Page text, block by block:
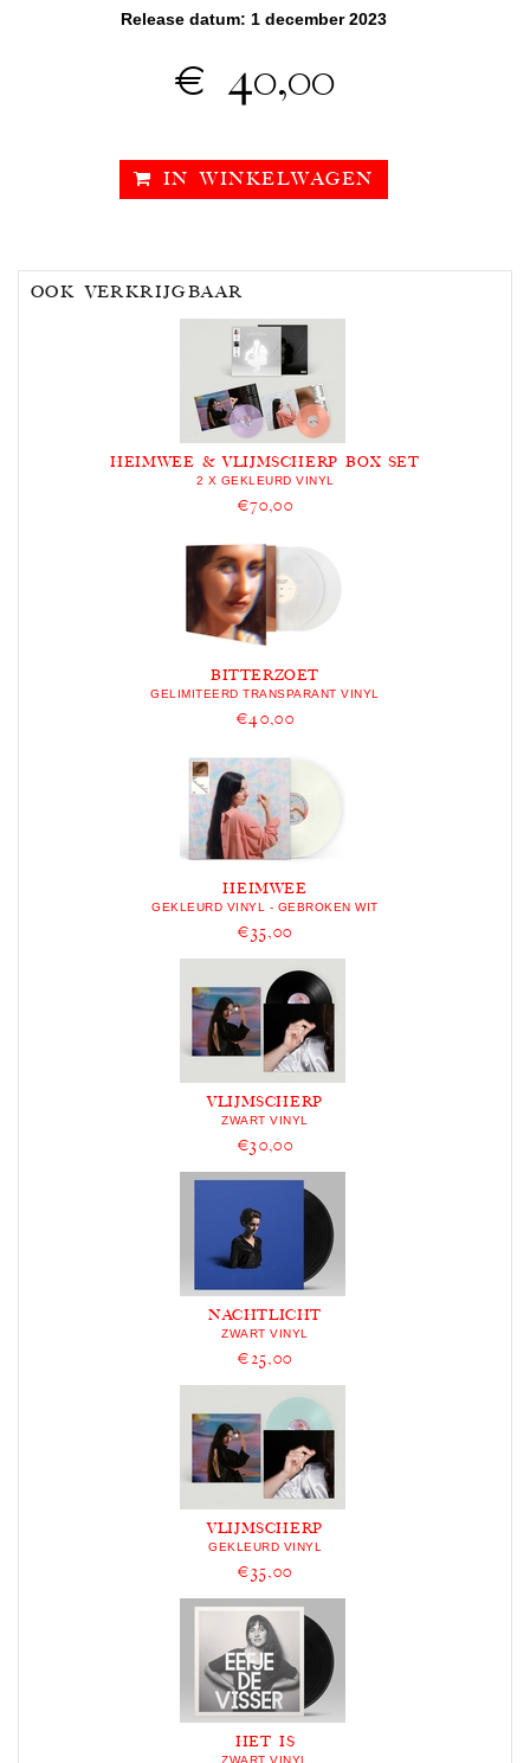
Release datum: 1 december 2023
€ 40,00
IN WINKELWAGEN
OOK VERKRIJGBAAR
HEIMWEE & VLIJMSCHERP BOX SET
2 X GEKLEURD VINYL
€70,00
BITTERZOET
GELIMITEERD TRANSPARANT VINYL
€40,00
HEIMWEE
GEKLEURD VINYL - GEBROKEN WIT
€35,00
VLIJMSCHERP
ZWART VINYL
€30,00
NACHTLICHT
ZWART VINYL
€25,00
VLIJMSCHERP
GEKLEURD VINYL
€35,00
HET IS
ZWART VINYL